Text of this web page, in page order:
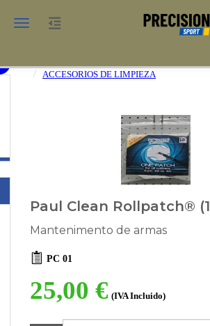
Toggle navigation
ACCESORIOS DE LIMPIEZA
Paul Clean Rollpatch®
Mantenimento de armas
PC 01
25,00 € (IVA Incluido)